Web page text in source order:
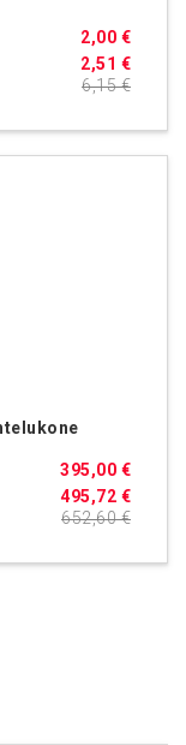
2,51 €
2,00 €
6,15 €
495,72 €
395,00 €
652,60 €